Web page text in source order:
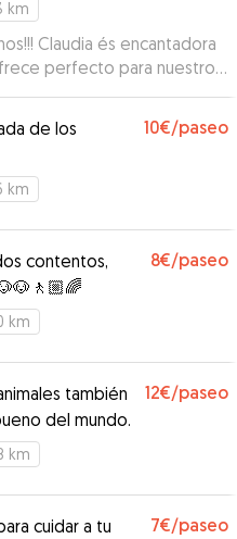
km
Claudia és encantadora
perfecto para nuestros
estado genial. Confianza
por mantenernos
momento.
de los
10€/paseo
km
contentos,
8€/paseo
km
también
del mundo.
12€/paseo
km
cuidar a tu
7€/paseo